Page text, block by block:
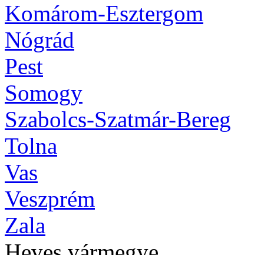
Komárom-Esztergom
Nógrád
Pest
Somogy
Szabolcs-Szatmár-Bereg
Tolna
Vas
Veszprém
Zala